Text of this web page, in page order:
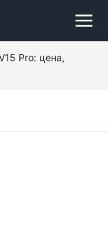
Pro: цена,